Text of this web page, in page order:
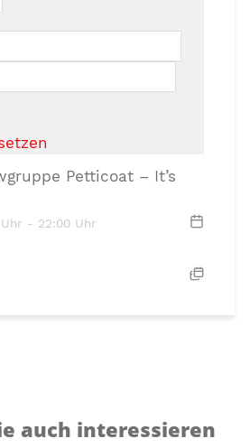
Petticoat – It’s
Uhr - 22:00 Uhr
auch interessieren